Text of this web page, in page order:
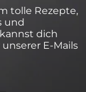
tolle Rezepte,
und
dich
E-Mails